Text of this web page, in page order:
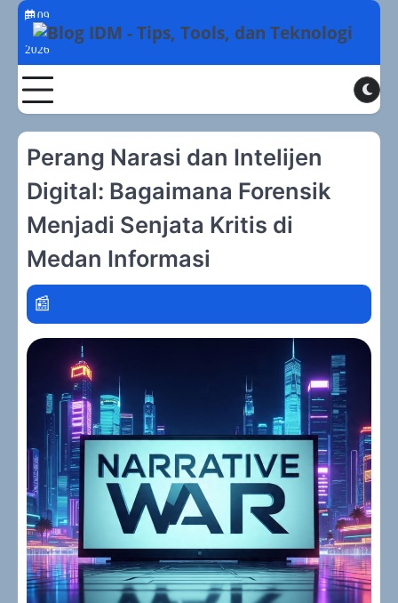
Skip
content
09
Agustus
2026
Toggle
Perang Narasi dan Intelijen
Digital: Bagaimana Forensik
Menjadi Senjata Kritis di
Medan Informasi